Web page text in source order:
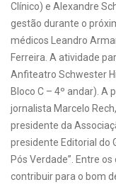
Clínico) e Alexandre
gestão durante o
médicos Leandro
Ferreira. A atividade
Anfiteatro Schwester
Bloco C – 4º andar). A
jornalista Marcelo
presidente da
presidente Editorial do
Pós Verdade”. Entre
contribuir para o bom